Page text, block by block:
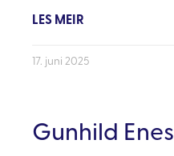
LES MEIR
17. juni 2025
Gunhild Enes